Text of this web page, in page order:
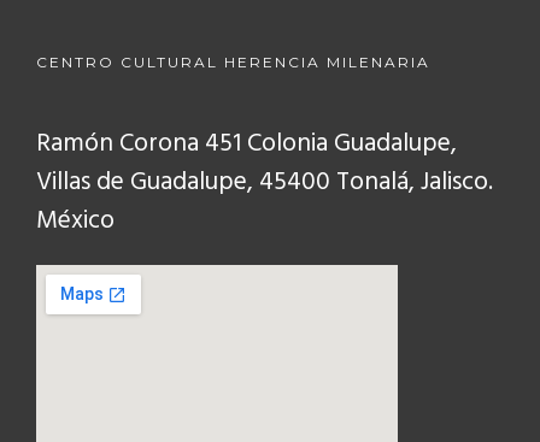
CENTRO CULTURAL HERENCIA MILENARIA
Ramón Corona 451 Colonia Guadalupe,
Villas de Guadalupe, 45400 Tonalá, Jalisco.
México